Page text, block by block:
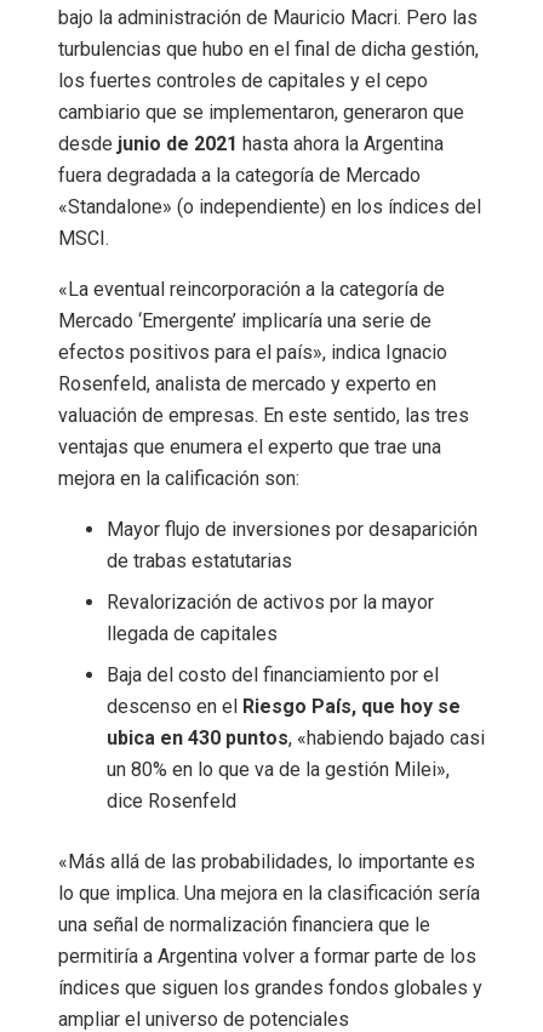
bajo la administración de Mauricio Macri. Pero las
turbulencias que hubo en el final de dicha gestión,
los fuertes controles de capitales y el cepo
cambiario que se implementaron, generaron que
desde junio de 2021 hasta ahora la Argentina
fuera degradada a la categoría de Mercado
«Standalone» (o independiente) en los índices del
MSCI.
«La eventual reincorporación a la categoría de
Mercado ‘Emergente’ implicaría una serie de
efectos positivos para el país», indica Ignacio
Rosenfeld, analista de mercado y experto en
valuación de empresas. En este sentido, las tres
ventajas que enumera el experto que trae una
mejora en la calificación son:
Mayor flujo de inversiones por desaparición
de trabas estatutarias
Revalorización de activos por la mayor
llegada de capitales
Baja del costo del financiamiento por el
descenso en el Riesgo País, que hoy se
ubica en 430 puntos, «habiendo bajado casi
un 80% en lo que va de la gestión Milei»,
dice Rosenfeld
«Más allá de las probabilidades, lo importante es
lo que implica. Una mejora en la clasificación sería
una señal de normalización financiera que le
permitiría a Argentina volver a formar parte de los
índices que siguen los grandes fondos globales y
ampliar el universo de potenciales